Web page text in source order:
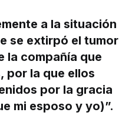
a la situación
se extirpó el tumor
la compañía que
por la que ellos
por la gracia
mi esposo y yo)”.